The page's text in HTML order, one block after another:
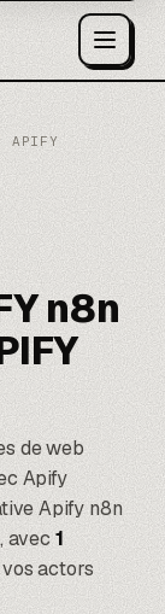
APIFY
n8n
de web
Apify
Apify n8n
avec1
actors